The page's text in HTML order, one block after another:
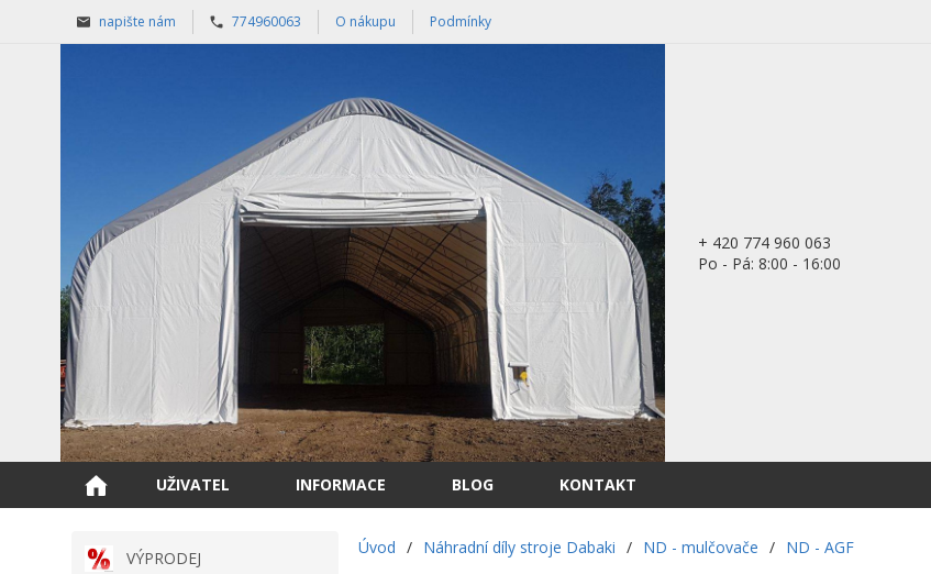
napište nám 774960063 O nákupu Podmínky
+ 420 774 960 063
Po - Pá: 8:00 - 16:00
UŽIVATEL INFORMACE BLOG KONTAKT
VÝPRODEJ
Úvod / Náhradní díly stroje Dabaki / ND - mulčovače / ND - AGF